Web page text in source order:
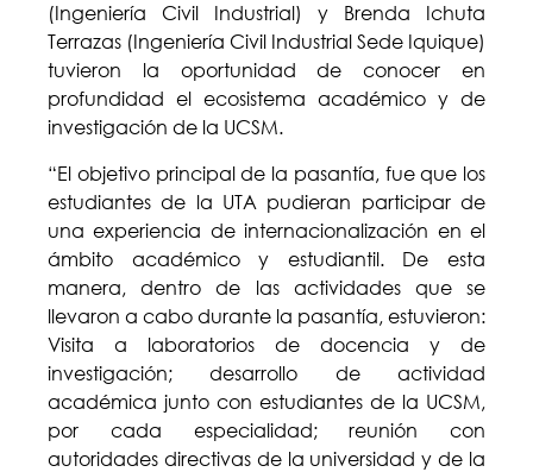
(Ingeniería Civil Industrial) y Brenda Ichuta
Terrazas (Ingeniería Civil Industrial Sede Iquique)
tuvieron la oportunidad de conocer en
profundidad el ecosistema académico y de
investigación de la UCSM.
“El objetivo principal de la pasantía, fue que los
estudiantes de la UTA pudieran participar de
una experiencia de internacionalización en el
ámbito académico y estudiantil. De esta
manera, dentro de las actividades que se
llevaron a cabo durante la pasantía, estuvieron:
Visita a laboratorios de docencia y de
investigación; desarrollo de actividad
académica junto con estudiantes de la UCSM,
por cada especialidad; reunión con
autoridades directivas de la universidad y de la